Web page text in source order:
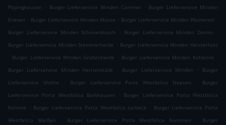
Päpinghausen
. Burger Lieferservice Minden Cammer . Burger Lieferservice Minden
Evesen . Burger Lieferservice Minden Müsse . Burger Lieferservice Minden Westerort .
Burger Lieferservice Minden Schünenbusch
. Burger Lieferservice Minden Damm
.
Burger Lieferservice Minden Stemmerheide . Burger Lieferservice Minden Heisterholz
. Burger Lieferservice Minden Großenheide . Burger Lieferservice Minden Kohbrink .
Burger Lieferservice Minden Herrienstädt
. Burger Lieferservice Minden . Burger
Lieferservice Vlotho
. Burger Lieferservice Porta Westfalica Neesen .
Burger
Lieferservice Porta Westfalica Barkhausen
. Burger Lieferservice Porta Westfalica
Kolonie
. Burger Lieferservice Porta Westfalica Lerbeck . Burger Lieferservice Porta
Westfalica Meißen
. Burger Lieferservice Porta Westfalica Nammen .
Burger